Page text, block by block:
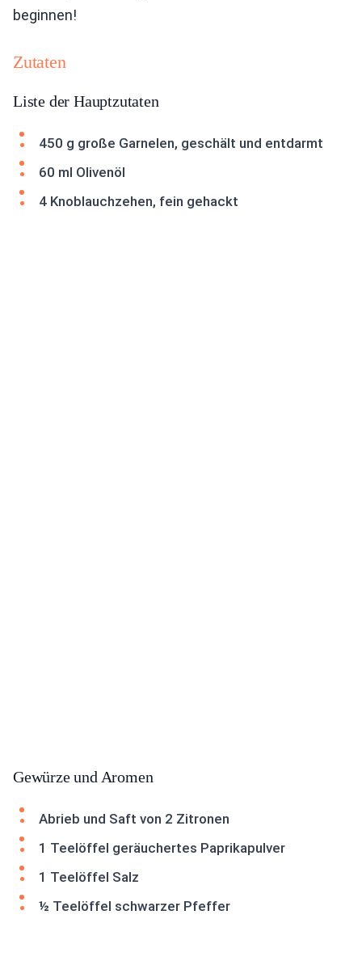
beginnen!
Zutaten
Liste der Hauptzutaten
450 g große Garnelen, geschält und entdarmt
60 ml Olivenöl
4 Knoblauchzehen, fein gehackt
Gewürze und Aromen
Abrieb und Saft von 2 Zitronen
1 Teelöffel geräuchertes Paprikapulver
1 Teelöffel Salz
½ Teelöffel schwarzer Pfeffer